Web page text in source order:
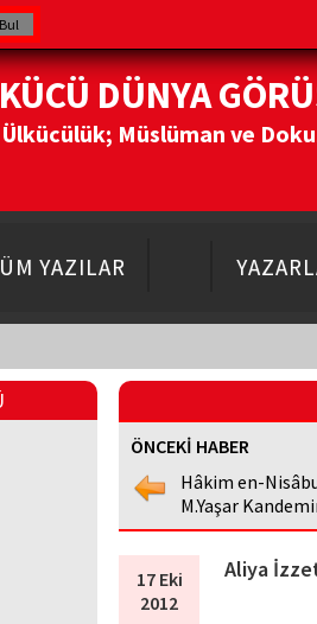
DÜNYA
Ülkücülük; Müslüman ve
YAZILAR
ÖNCEKİ HABER
Hâkim en-
M.Yaşar
17 Eki
2012
Aliya